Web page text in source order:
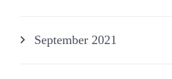
September 2021